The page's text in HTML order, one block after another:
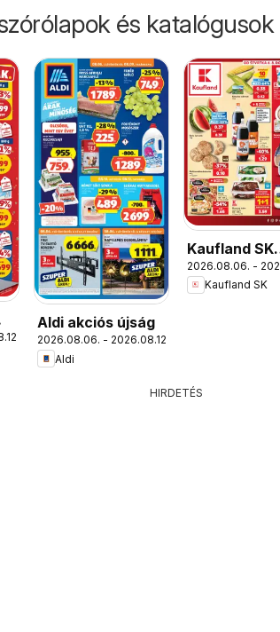
és katalógusok
Aldi akciós újság
2026.08.06. - 2026.08.12.
Aldi
Kaufland SK
akciós újság
2026.08.06. -
Kaufland SK
HIRDETÉS